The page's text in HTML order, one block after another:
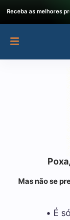
Receba as melhores
Mas não se
• É